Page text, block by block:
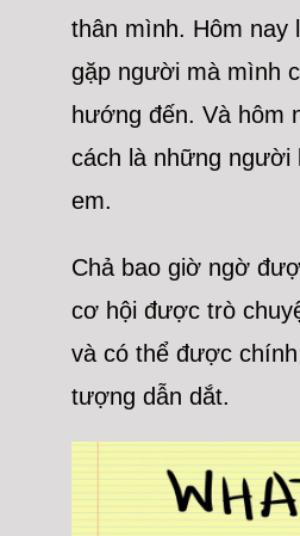
thân mình. Hôm nay
gặp người mà mình
hướng đến. Và hôm
cách là những người
em.
Chả bao giờ ngờ
cơ hội được trò
và có thể được
tượng dẫn dắt.